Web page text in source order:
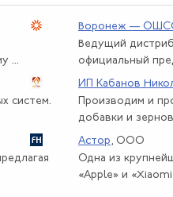
...
Воронеж —
Ведущий
официальный
систем.
ИП Кабанов
Производим и
добавки и
Астор , ООО
Одна из
«Apple» и